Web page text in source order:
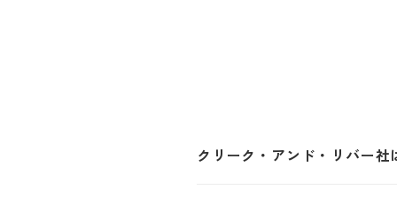
クリーク・アンド・リバー社